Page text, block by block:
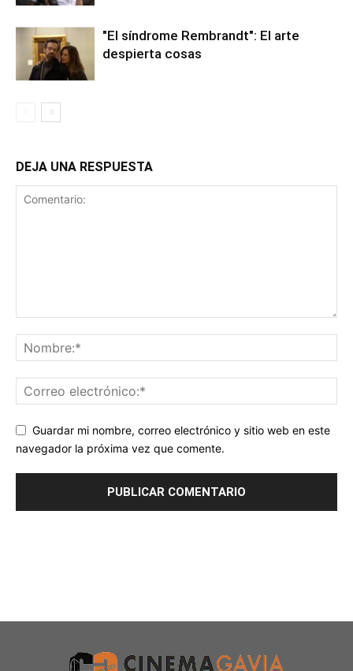
"El síndrome Rembrandt": El arte
despierta cosas
DEJA UNA RESPUESTA
Guardar mi nombre, correo electrónico y sitio web en este
navegador la próxima vez que comente.